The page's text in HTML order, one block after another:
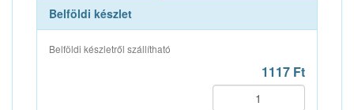
Belföldi készlet
Belföldi készletről szállítható
1117 Ft